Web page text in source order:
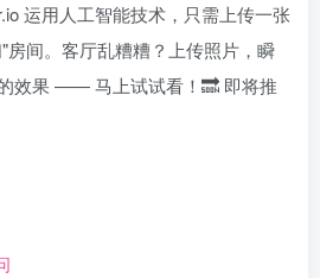
运用人工智能技术，只需上传一张
房间。客厅乱糟糟？上传照片，瞬
效果 —— 马上试试看！🔜 即将推